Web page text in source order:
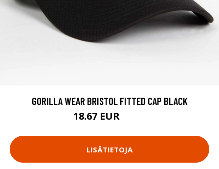
GORILLA WEAR BRISTOL FITTED CAP BLACK
18.67 EUR
LISÄTIETOJA